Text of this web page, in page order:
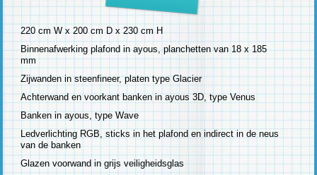
220 cm W x 200 cm D x 230 cm H
Binnenafwerking plafond in ayous, planchetten van 18 x 185
mm
Zijwanden in steenfineer, platen type Glacier
Achterwand en voorkant banken in ayous 3D, type Venus
Banken in ayous, type Wave
Ledverlichting RGB, sticks in het plafond en indirect in de neus
van de banken
Glazen voorwand in grijs veiligheidsglas